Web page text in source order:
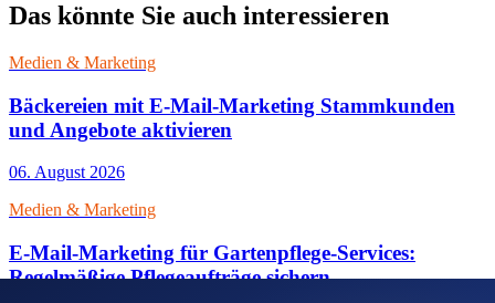
Das könnte Sie auch interessieren
Medien & Marketing
Bäckereien mit E-Mail-Marketing Stammkunden
und Angebote aktivieren
06. August 2026
Medien & Marketing
E-Mail-Marketing für Gartenpflege-Services:
Regelmäßige Pflegeaufträge sichern